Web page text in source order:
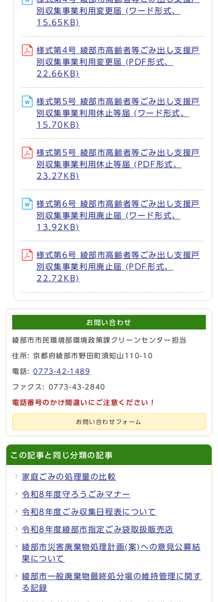
別収集事業利用変更届 (ワード形式、
15.65KB)
様式第4号 綾部市高齢者等ごみ出し支援戸
別収集事業利用変更届 (PDF形式、
22.66KB)
様式第5号 綾部市高齢者等ごみ出し支援戸
別収集事業利用休止等届 (ワード形式、
15.70KB)
様式第5号 綾部市高齢者等ごみ出し支援戸
別収集事業利用休止等届 (PDF形式、
23.27KB)
様式第6号 綾部市高齢者等ごみ出し支援戸
別収集事業利用廃止届 (ワード形式、
13.92KB)
様式第6号 綾部市高齢者等ごみ出し支援戸
別収集事業利用廃止届 (PDF形式、
22.72KB)
お問い合わせ
綾部市市民環境部環境政策課クリーンセンター担当
住所: 京都府綾部市野田町須知山110-10
電話:0773-42-1489
ファクス: 0773-43-2840
電話番号のかけ間違いにご注意ください！
お問い合わせフォーム
この記事と同じ分類の記事
家庭ごみの処理量の比較
令和8年度守ろうごみマナー
令和8年度ごみ収集日程表について
令和8年度綾部市指定ごみ袋取扱販売店
綾部市災害廃棄物処理計画(案)への意見公募結
果について
綾部市一般廃棄物最終処分場の維持管理に関す
る記録